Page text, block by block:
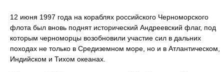
12 июня 1997 года на кораблях российского Черноморского
флота был вновь поднят исторический Андреевский флаг, под
которым черноморцы возобновили участие сил в дальних
походах не только в Средиземном море, но и в Атлантическом,
Индийском и Тихом океанах.